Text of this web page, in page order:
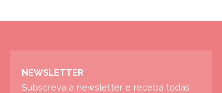
NEWSLETTER
Subscreva a newsletter e receba todas